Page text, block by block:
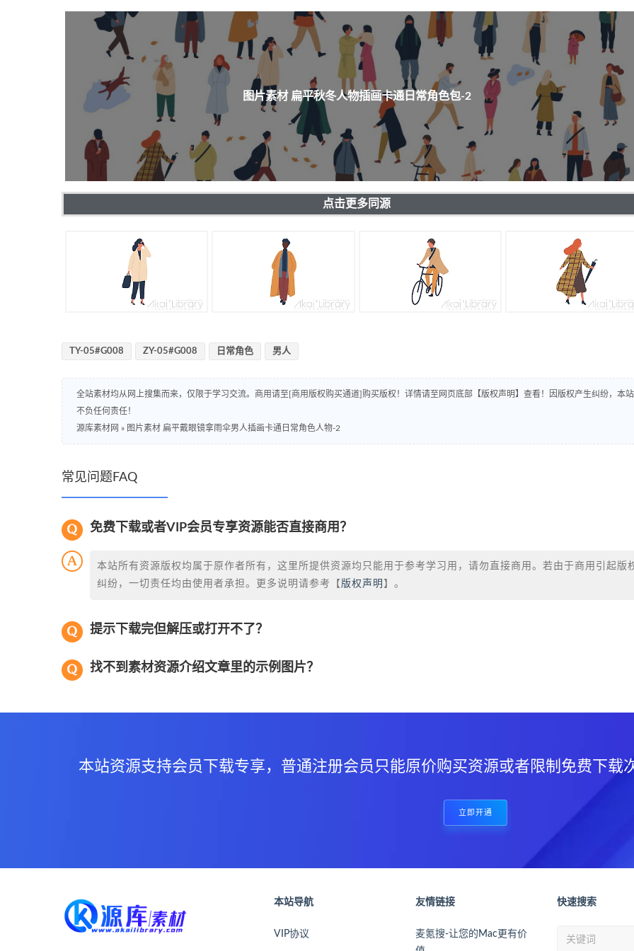
图片素材 扁平秋冬人物插画卡通日常角色包-2
点击更多同源
TY-05#G008 ZY-05#G008 日常角色 男人
全站素材均从网上搜集而来，仅限于学习交流。商用请至[商用版权购买通道]购买版权！详情请至网页底部【版权声明】查看！因版权产生纠纷，本站
不负任何责任！
源库素材网 » 图片素材 扁平戴眼镜拿雨伞男人插画卡通日常角色人物-2
常见问题FAQ
免费下载或者VIP会员专享资源能否直接商用？
本站所有资源版权均属于原作者所有，这里所提供资源均只能用于参考学习用，请勿直接商用。若由于商用引起版
纠纷，一切责任均由使用者承担。更多说明请参考【 版权声明 】。
提示下载完但解压或打开不了？
找不到素材资源介绍文章里的示例图片？
本站资源支持会员下载专享，普通注册会员只能原价购买资源或者限制免费下载
立即开通
本站导航
VIP协议
友情链接
麦氪搜-让您的Mac更有价
快速搜索